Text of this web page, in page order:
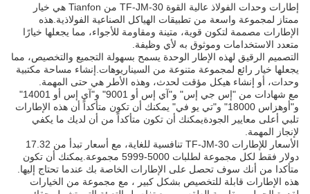
إطارات وحدات الفولاذ عالية القوة TF-JM-30 من Tianfon هي خيار
ممتاز لمجموعة واسعة من تطبيقات الهياكل الصناعية الفولاذية.هذه
الإطارات مصممة لتكون قوية، متينة ومقاومة للأجواء، مما يجعلها خيارًا
متعدد الاستخدامات وموثوق به لأي وظيفة.
التصميم الرقيق لهذه الإطار الوحدة يسمح بسهولة التجميع والتخصيص، مما
يجعلها خيار رائع لمجموعة متنوعة من السيناريوهات.إنشاء مساحة مكتبية
وحدات، أو إنشاء هيكل مؤقت لحدث، وهذه الأطر هي حتى المهمة.
مع شهادات من "إس جي إس" و"آي إس أو 9001" و"آي إس أو 14001"
و"أوهزاس 18000" و"تي يو في" يمكنك أن تكون متأكداً أن هذه الإطارات
تلبي أعلى معايير الجودةيمكنك أن تكون متأكداً من أن لديك ما يكفي
لإنجاز المهمة.
الأسعار للإطارات TF-JM-30 تنافسية للغاية، مع أسعار تبدأ من 17.32
دولار فقط لكل مجموعة لطلبات 5000-5999 مجموعة.يمكنك أن تكون
متأكدا من أنك سوف تحصل على الإطارات الخاصة بك عندما تحتاج إليها.
هذه الإطارات قابلة للتخصيص بشكل كبير ، مع مجموعة من الخيارات